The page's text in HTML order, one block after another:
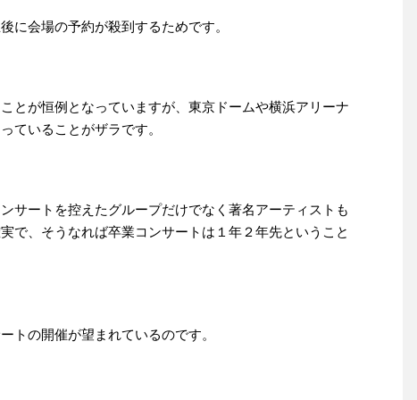
に会場の予約が殺到するためです。
とが恒例となっていますが、東京ドームや横浜アリーナ
ていることがザラです。
サートを控えたグループだけでなく著名アーティストも
で、そうなれば卒業コンサートは１年２年先ということ
トの開催が望まれているのです。